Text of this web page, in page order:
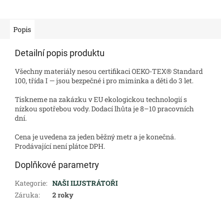
Popis
Detailní popis produktu
Všechny materiály nesou certifikaci OEKO-TEX® Standard
100, třída I — jsou bezpečné i pro miminka a děti do 3 let.
Tiskneme na zakázku v EU ekologickou technologií s
nízkou spotřebou vody. Dodací lhůta je 8–10 pracovních
dní.
Cena je uvedena za jeden běžný metr a je konečná.
Prodávající není plátce DPH.
Doplňkové parametry
Kategorie: NAŠI ILUSTRÁTOŘI
Záruka:
2 roky